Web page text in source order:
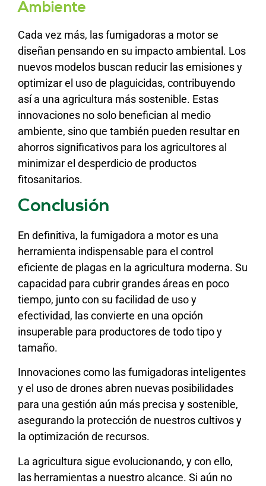
Ambiente
Cada vez más, las fumigadoras a motor se
diseñan pensando en su impacto ambiental. Los
nuevos modelos buscan reducir las emisiones y
optimizar el uso de plaguicidas, contribuyendo
así a una agricultura más sostenible. Estas
innovaciones no solo benefician al medio
ambiente, sino que también pueden resultar en
ahorros significativos para los agricultores al
minimizar el desperdicio de productos
fitosanitarios.
Conclusión
En definitiva, la fumigadora a motor es una
herramienta indispensable para el control
eficiente de plagas en la agricultura moderna. Su
capacidad para cubrir grandes áreas en poco
tiempo, junto con su facilidad de uso y
efectividad, las convierte en una opción
insuperable para productores de todo tipo y
tamaño.
Innovaciones como las fumigadoras inteligentes
y el uso de drones abren nuevas posibilidades
para una gestión aún más precisa y sostenible,
asegurando la protección de nuestros cultivos y
la optimización de recursos.
La agricultura sigue evolucionando, y con ello,
las herramientas a nuestro alcance. Si aún no